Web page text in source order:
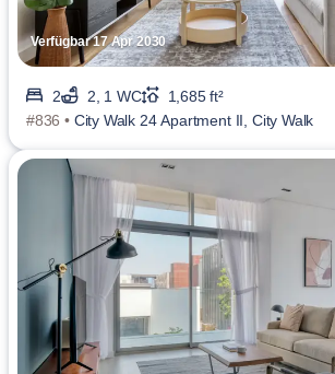
Verfügbar 17 Apr 2030
2 2, 1 WC
1,685 ft²
#836 • City Walk 24 Apartment II, City Walk